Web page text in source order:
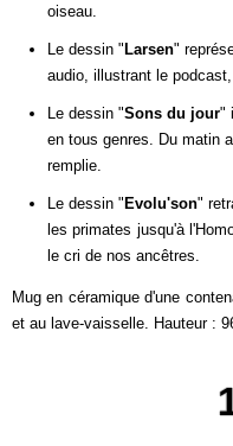
oiseau.
Le dessin " Larsen"
audio, illustrant le
Le dessin "Sons du jour"
en tous genres. Du matin
remplie.
Le dessin " Evolu'son"
les primates jusqu'à
le cri de nos ancêtres.
Mug en céramique d'une
et au lave-vaisselle. Hauteur :